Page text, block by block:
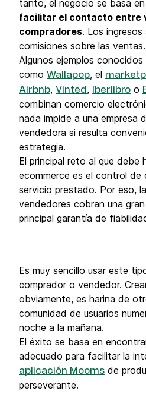
tanto, el negocio se basa
facilitar el contacto entre
compradores. Los ingresos
comisiones sobre las ventas.
Algunos ejemplos
como Wallapop, el
Airbnb, Vinted , Iberlibro o
combinan comercio
nada impide a una empresa
vendedora si resulta
estrategia.
El principal reto al que debe
ecommerce es el control
servicio prestado. Por eso,
vendedores cobran una
principal garantía de
Es muy sencillo usar este
comprador o vendedor.
obviamente, es harina de
comunidad de usuarios
noche a la mañana.
El éxito se basa en
adecuado para facilitar la
aplicación Mooms de
perseverante.